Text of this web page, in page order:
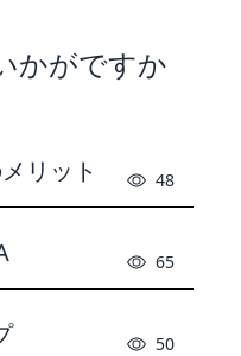
かがですか
リット 48
65
50